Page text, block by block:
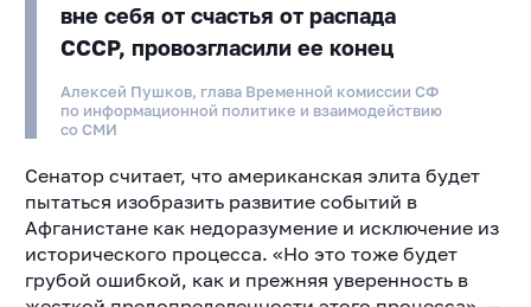
вне себя от счастья от распада
СССР, провозгласили ее конец
Алексей Пушков, глава Временной комиссии СФ
по информационной политике и взаимодействию
со СМИ
Сенатор считает, что американская элита будет
пытаться изобразить развитие событий в
Афганистане как недоразумение и исключение из
исторического процесса. «Но это тоже будет
грубой ошибкой, как и прежняя уверенность в